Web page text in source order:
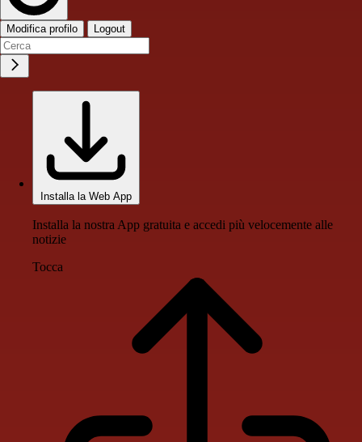
Modifica profilo Logout
Installa la Web App
Installa la nostra App gratuita e accedi più velocemente alle
notizie
Tocca